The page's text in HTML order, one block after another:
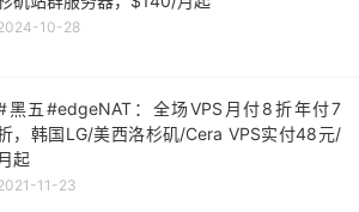
10-28
黑五#edgeNAT：全场VPS月付8折年付7
，韩国LG/美西洛杉矶/Cera VPS实付48元/
月起
11-23